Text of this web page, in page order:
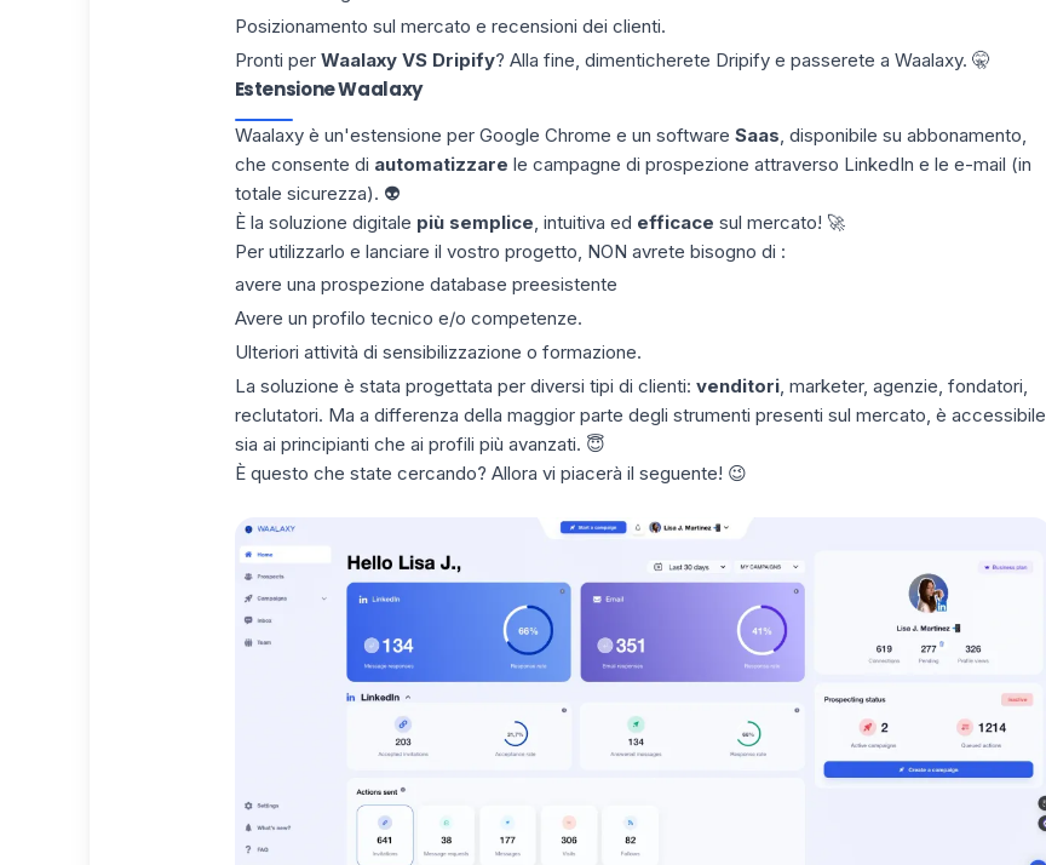
Posizionamento sul mercato e recensioni dei clienti.
Pronti per Waalaxy VS Dripify? Alla fine, dimenticherete Dripify e passerete a Waalaxy. 🤫
Estensione Waalaxy
Waalaxy è un'estensione per Google Chrome e un software Saas , disponibile su abbonamento,
che consente di automatizzare le campagne di prospezione attraverso LinkedIn e le e-mail (in
totale sicurezza). 👽
È la soluzione digitale più semplice , intuitiva ed efficace sul mercato! 🚀
Per utilizzarlo e lanciare il vostro progetto, NON avrete bisogno di :
avere una prospezione database preesistente
Avere un profilo tecnico e/o competenze.
Ulteriori attività di sensibilizzazione o formazione.
La soluzione è stata progettata per diversi tipi di clienti: venditori, marketer, agenzie, fondatori,
reclutatori. Ma a differenza della maggior parte degli strumenti presenti sul mercato, è accessibile
sia ai principianti che ai profili più avanzati. 😇
È questo che state cercando? Allora vi piacerà il seguente! 😉